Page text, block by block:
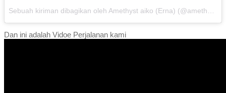
Dan ini adalah Vidoe Perjalanan kami